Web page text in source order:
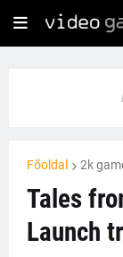
Főoldal 2k
Tales
Launch